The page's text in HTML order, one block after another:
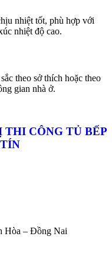
nhiệt tốt, phù hợp với
nhiệt độ cao.
theo sở thích hoặc theo
gian nhà ở.
CÔNG TỦ BẾP
Hòa – Đồng Nai